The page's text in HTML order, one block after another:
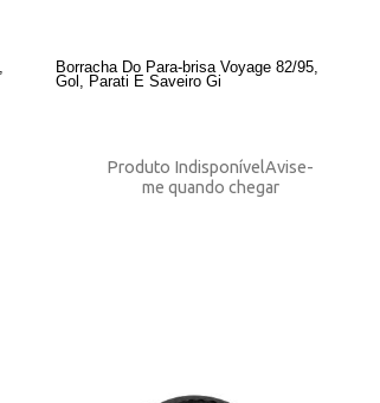
Borracha Do Para-brisa Voyage 82/95,
Gol, Parati E Saveiro Gi
Produto IndisponívelAvise-
me quando chegar